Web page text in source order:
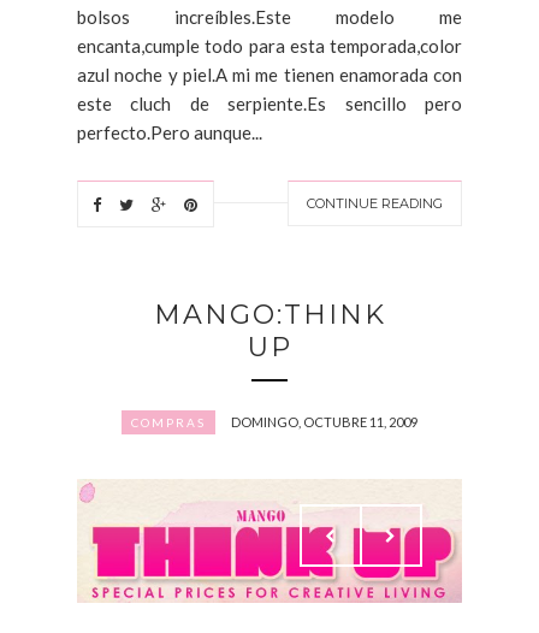
bolsos increíbles.Este modelo me
encanta,cumple todo para esta temporada,color
azul noche y piel.A mi me tienen enamorada con
este cluch de serpiente.Es sencillo pero
perfecto.Pero aunque...
CONTINUE READING
MANGO:THINK
UP
COMPRAS DOMINGO, OCTUBRE 11, 2009